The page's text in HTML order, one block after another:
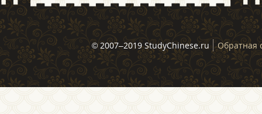
© 2007–2019 StudyChinese.ru Обратная